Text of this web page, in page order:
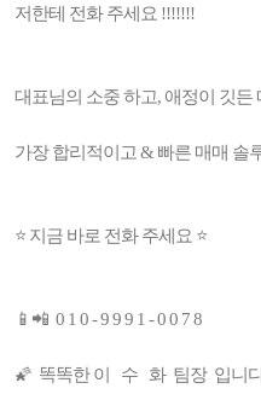
저한테 전화 주세요 !!!!!!!
대표님의 소중 하고, 애정이 깃든
가장 합리적이고 & 빠른 매매 솔
⭐ 지금 바로 전화 주세요 ⭐
📱📲 0 1 0 - 9 9 9 1 - 0 0 7 8
🌠 똑똑한 이 수 화 팀장 입니